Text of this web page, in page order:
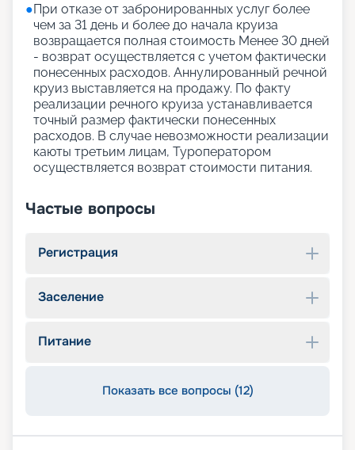
●При отказе от забронированных услуг более
чем за 31 день и более до начала круиза
возвращается полная стоимость Менее 30 дней
- возврат осуществляется с учетом фактически
понесенных расходов. Аннулированный речной
круиз выставляется на продажу. По факту
реализации речного круиза устанавливается
точный размер фактически понесенных
расходов. В случае невозможности реализации
каюты третьим лицам, Туроператором
осуществляется возврат стоимости питания.
Частые вопросы
Регистрация
Заселение
Питание
Показать все вопросы (12)